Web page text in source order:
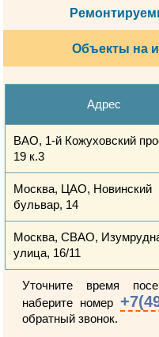
Объекты на
Адрес
ВАО, 1-й Кожуховский
19 к.3
Москва, ЦАО, Новинский
бульвар, 14
Москва, СВАО,
улица, 16/11
Уточните время
наберите номер
обратный звонок.